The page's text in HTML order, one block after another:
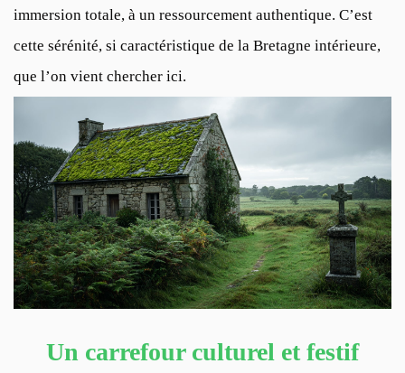
immersion totale, à un ressourcement authentique. C’est
cette sérénité, si caractéristique de la Bretagne intérieure,
que l’on vient chercher ici.
Un carrefour culturel et festif